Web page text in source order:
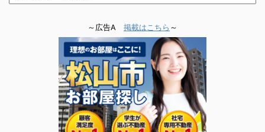
～広告A 掲載はこちら ～